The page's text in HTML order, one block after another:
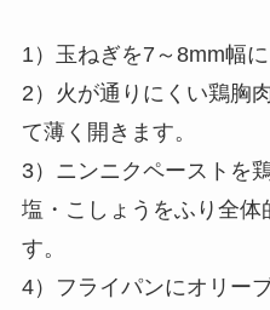
1）玉ねぎを7～8mm幅に
2）火が通りにくい鶏胸
て薄く開きます。
3）ニンニクペーストを
塩・こしょうをふり全体
す。
4）フライパンにオリー